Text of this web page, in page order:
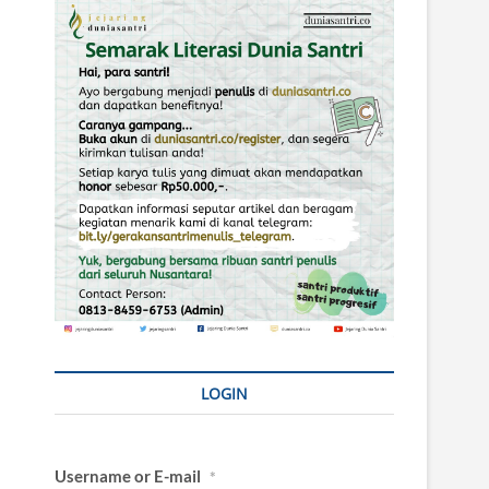
LOGIN
Username or E-mail *